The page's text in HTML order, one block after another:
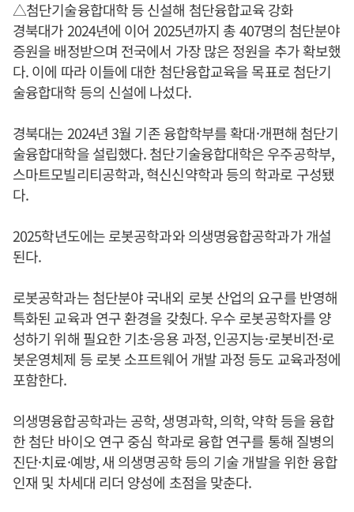
△첨단기술융합대학 등 신설해 첨단융합교육 강화
경북대가 2024년에 이어 2025년까지 총 407명의 첨단분야
증원을 배정받으며 전국에서 가장 많은 정원을 추가 확보했
다. 이에 따라 이들에 대한 첨단융합교육을 목표로 첨단기
술융합대학 등의 신설에 나섰다.
경북대는 2024년 3월 기존 융합학부를 확대·개편해 첨단기
술융합대학을 설립했다. 첨단기술융합대학은 우주공학부,
스마트모빌리티공학과, 혁신신약학과 등의 학과로 구성됐
다.
2025학년도에는 로봇공학과와 의생명융합공학과가 개설
된다.
로봇공학과는 첨단분야 국내외 로봇 산업의 요구를 반영해
특화된 교육과 연구 환경을 갖췄다. 우수 로봇공학자를 양
성하기 위해 필요한 기초·응용 과정, 인공지능·로봇비전·로
봇운영체제 등 로봇 소프트웨어 개발 과정 등도 교육과정에
포함한다.
의생명융합공학과는 공학, 생명과학, 의학, 약학 등을 융합
한 첨단 바이오 연구 중심 학과로 융합 연구를 통해 질병의
진단·치료·예방, 새 의생명공학 등의 기술 개발을 위한 융합
인재 및 차세대 리더 양성에 초점을 맞춘다.